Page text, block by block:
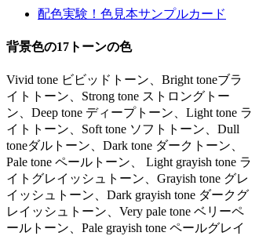
配色実験！色見本サンプルカード
背景色の17トーンの色
Vivid tone ビビッドトーン、Bright toneブラ
イトトーン、Strong tone ストロングトー
ン、Deep tone ディープトーン、Light tone ラ
イトトーン、Soft tone ソフトトーン、Dull
toneダルトーン、Dark tone ダークトーン、
Pale tone ペールトーン、 Light grayish tone ラ
イトグレイッシュトーン、Grayish tone グレ
イッシュトーン、Dark grayish tone ダークグ
レイッシュトーン、Very pale tone ベリーペ
ールトーン、Pale grayish tone ペールグレイ